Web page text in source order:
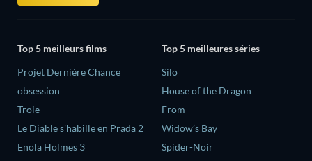
Top 5 meilleurs films
Projet Dernière Chance
obsession
Troie
Le Diable s'habille en Prada 2
Enola Holmes 3
Top 5 meilleures séries
Silo
House of the Dragon
From
Widow’s Bay
Spider-Noir